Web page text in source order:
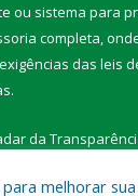
ou sistema para
completa,
das leis
da
melhorar